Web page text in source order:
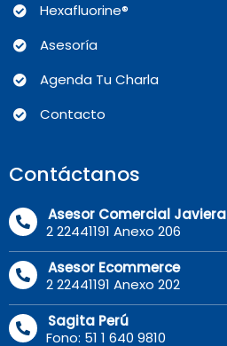
Hexafluorine®
Asesoría
Agenda Tu Charla
Contacto
Contáctanos
Asesor Comercial Javiera
2 22441191 Anexo 206
Asesor Ecommerce
2 22441191 Anexo 202
Sagita Perú
Fono: 51 1 640 9810